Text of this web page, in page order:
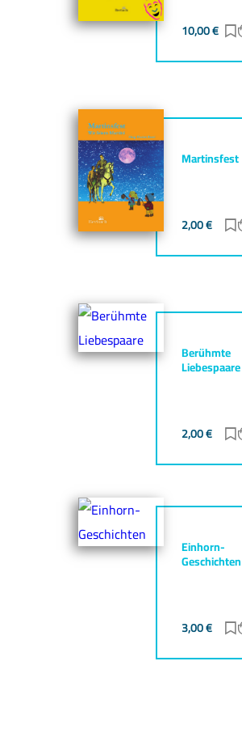
10,00€
Martinsfest
2,00€
Berühmte
Liebespaare
2,00€
Einhorn-
Geschichten
3,00€